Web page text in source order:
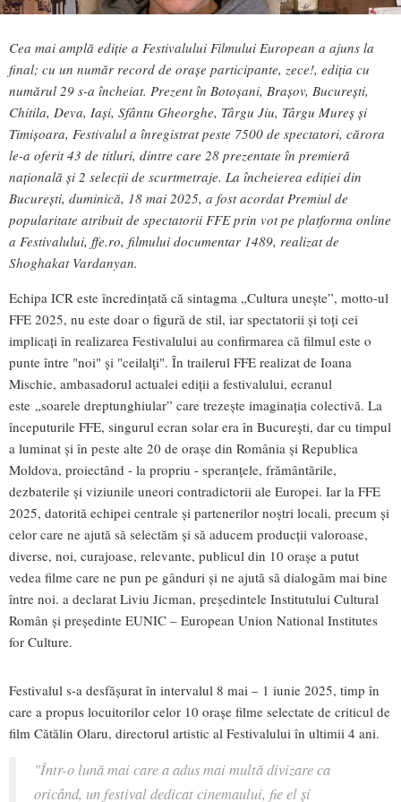
Cea mai amplă ediție a Festivalului Filmului European a ajuns la
final; cu un număr record de orașe participante, zece!, ediția cu
numărul 29 s-a încheiat. Prezent în Botoșani, Brașov, București,
Chitila, Deva, Iași, Sfântu Gheorghe, Târgu Jiu, Târgu Mureș și
Timișoara, Festivalul a înregistrat peste 7500 de spectatori, cărora
le-a oferit 43 de titluri, dintre care 28 prezentate în premieră
națională și 2 selecții de scurtmetraje. La încheierea ediției din
București, duminică, 18 mai 2025, a fost acordat Premiul de
popularitate atribuit de spectatorii FFE prin vot pe platforma online
a Festivalului, ffe.ro, filmului documentar 1489, realizat de
Shoghakat Vardanyan.
Echipa ICR este încredințată că sintagma „Cultura unește”, motto-ul
FFE 2025, nu este doar o figură de stil, iar spectatorii și toți cei
implicați în realizarea Festivalului au confirmarea că filmul este o
punte între "noi" și "ceilalți". În trailerul FFE realizat de Ioana
Mischie, ambasadorul actualei ediții a festivalului, ecranul
este „soarele dreptunghiular” care trezește imaginația colectivă. La
începuturile FFE, singurul ecran solar era în București, dar cu timpul
a luminat și în peste alte 20 de orașe din România și Republica
Moldova, proiectând - la propriu - speranţele, frământările,
dezbaterile și viziunile uneori contradictorii ale Europei. Iar la FFE
2025, datorită echipei centrale și partenerilor noștri locali, precum și
celor care ne ajută să selectăm și să aducem producții valoroase,
diverse, noi, curajoase, relevante, publicul din 10 orașe a putut
vedea filme care ne pun pe gânduri și ne ajută să dialogăm mai bine
între noi. a declarat Liviu Jicman, președintele Institutului Cultural
Român și președinte EUNIC – European Union National Institutes
for Culture.
Festivalul s-a desfășurat în intervalul 8 mai – 1 iunie 2025, timp în
care a propus locuitorilor celor 10 orașe filme selectate de criticul de
film Cătălin Olaru, directorul artistic al Festivalului în ultimii 4 ani.
"Într-o lună mai care a adus mai multă divizare ca
oricând, un festival dedicat cinemaului, fie el și